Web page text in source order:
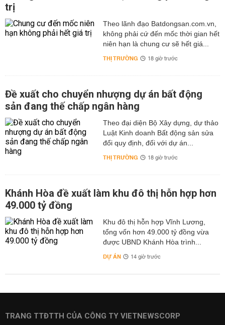
trị
Theo lãnh đạo Batdongsan.com.vn,
không phải cứ đến mốc thời gian hết
niên hạn là chung cư sẽ hết giá...
THỊ TRƯỜNG 18 giờ trước
Đề xuất cho chuyển nhượng dự án bất động
sản đang thế chấp ngân hàng
Theo đại diện Bộ Xây dựng, dự thảo
Luật Kinh doanh Bất động sản sửa
đổi quy định, đối với dự án...
THỊ TRƯỜNG 18 giờ trước
Khánh Hòa đề xuất làm khu đô thị hỗn hợp hơn
49.000 tỷ đồng
Khu đô thị hỗn hợp Vĩnh Lương,
tổng vốn hơn 49.000 tỷ đồng vừa
được UBND Khánh Hòa trình...
DỰ ÁN 14 giờ trước
TRANG TTĐTTH CỦA CÔNG TY VIETNEWSCORP